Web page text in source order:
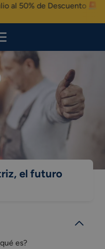
de Descuento
el futuro
es?